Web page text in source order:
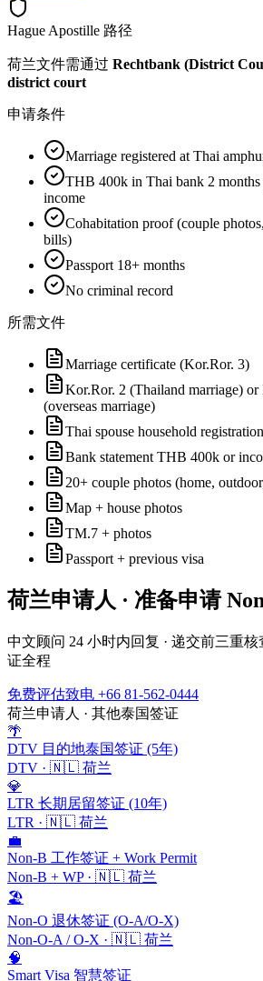
Hague Apostille 路径
荷兰文件需通过 Rechtbank (District
district court
申请条件
Marriage registered at Thai
THB 400k in Thai bank 2
income
Cohabitation proof (couple
bills)
Passport 18+ months
No criminal record
所需文件
Marriage certificate (Kor.Ror. 3)
Kor.Ror. 2 (Thailand marriage) or
(overseas marriage)
Thai spouse household
Bank statement THB 400k or
20+ couple photos (home,
Map + house photos
TM.7 + photos
Passport + previous visa
荷兰申请人 · 准备申请
中文顾问 24 小时内回复 · 递交前三重核
证全程
免费评估致电 +66 81-562-0444
荷兰申请人 · 其他泰国签证
🌴
DTV 目的地泰国签证 (5年)
DTV · 🇳🇱 荷兰
💎
LTR 长期居留签证 (10年)
LTR · 🇳🇱 荷兰
💼
Non-B 工作签证 + Work Permit
Non-B + WP· 🇳🇱 荷兰
🏖️
Non-O 退休签证 (O-A/O-X)
Non-O-A / O-X · 🇳🇱 荷兰
🧠
Smart Visa 智慧签证